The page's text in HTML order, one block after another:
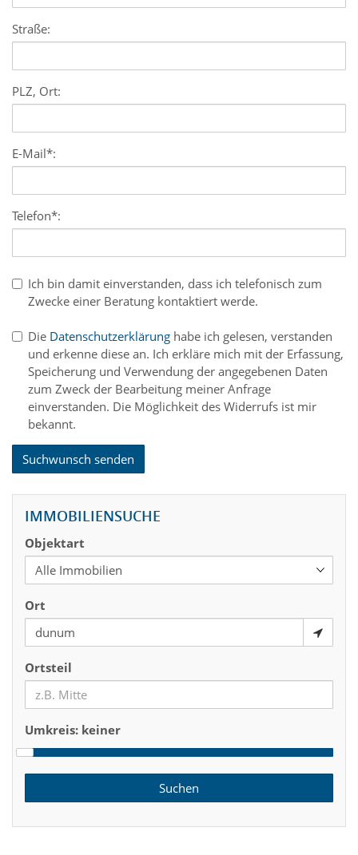
Straße:
PLZ, Ort:
E-Mail*:
Telefon*:
Ich bin damit einverstanden, dass ich telefonisch zum
Zwecke einer Beratung kontaktiert werde.
Die Datenschutzerklärung habe ich gelesen, verstanden
und erkenne diese an. Ich erkläre mich mit der Erfassung,
Speicherung und Verwendung der angegebenen Daten
zum Zweck der Bearbeitung meiner Anfrage
einverstanden. Die Möglichkeit des Widerrufs ist mir
bekannt.
Suchwunsch senden
IMMOBILIENSUCHE
Objektart
Ort
Ortsteil
Umkreis: keiner